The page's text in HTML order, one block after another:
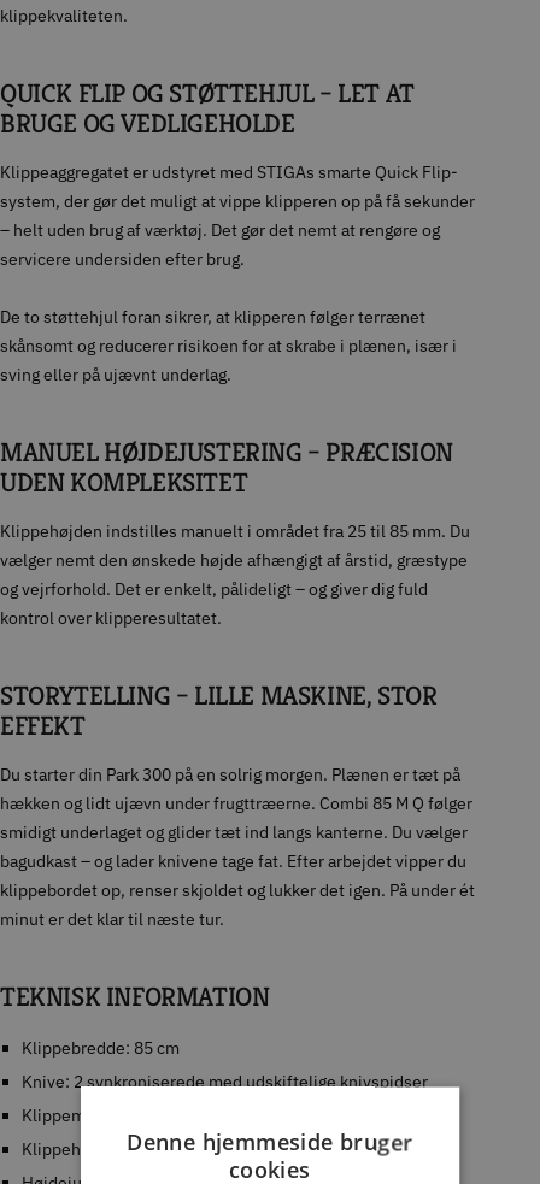
klippekvaliteten.
QUICK FLIP OG STØTTEHJUL – LET AT
BRUGE OG VEDLIGEHOLDE
Klippeaggregatet er udstyret med STIGAs smarte Quick Flip-
system, der gør det muligt at vippe klipperen op på få sekunder
– helt uden brug af værktøj. Det gør det nemt at rengøre og
servicere undersiden efter brug.
De to støttehjul foran sikrer, at klipperen følger terrænet
skånsomt og reducerer risikoen for at skrabe i plænen, især i
sving eller på ujævnt underlag.
MANUEL HØJDEJUSTERING – PRÆCISION
UDEN KOMPLEKSITET
Klippehøjden indstilles manuelt i området fra 25 til 85 mm. Du
vælger nemt den ønskede højde afhængigt af årstid, græstype
og vejrforhold. Det er enkelt, pålideligt – og giver dig fuld
kontrol over klipperesultatet.
STORYTELLING – LILLE MASKINE, STOR
EFFEKT
Du starter din Park 300 på en solrig morgen. Plænen er tæt på
hækken og lidt ujævn under frugttræerne. Combi 85 M Q følger
smidigt underlaget og glider tæt ind langs kanterne. Du vælger
bagudkast – og lader knivene tage fat. Efter arbejdet vipper du
klippebordet op, renser skjoldet og lukker det igen. På under ét
minut er det klar til næste tur.
TEKNISK INFORMATION
Klippebredde: 85 cm
Knive: 2 synkroniserede med udskiftelige knivspidser
Klippemetoder: Multiclip (bioklip) og bagudkast
Klippehøjde: 25–85 mmDenne hjemmeside bruger
cookies